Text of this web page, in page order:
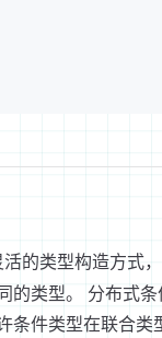
的类型构造方式
的类型。 分布式条
条件类型在联合类